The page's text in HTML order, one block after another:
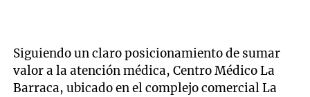
Siguiendo un claro posicionamiento de sumar
valor a la atención médica, Centro Médico La
Barraca, ubicado en el complejo comercial La